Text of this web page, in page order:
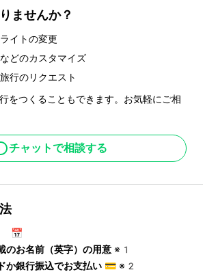
ませんか？
イトの変更
どのカスタマイズ
行のリクエスト
をつくることもできます。お気軽にご相
チャットで相談する
📅
のお名前（英字）の用意 ※1
か銀行振込でお支払い 💳 ※2